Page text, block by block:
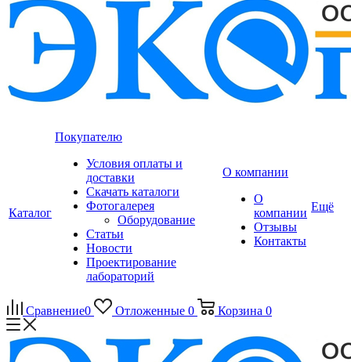
Каталог
Покупателю
Условия оплаты и
доставки
Скачать каталоги
Фотогалерея
Оборудование
Статьи
Новости
Проектирование
лабораторий
О компании
О
компании
Отзывы
Контакты
Ещё
Сравнение0 Отложенные 0 Корзина 0